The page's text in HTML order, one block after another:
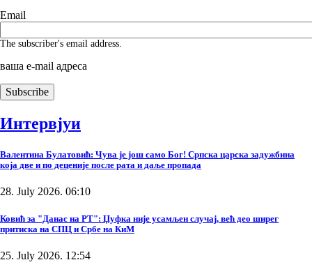
Email
The subscriber's email address.
ваша е-mail адреса
Интервјуи
Валентина Булатовић: Чува је још само Бог! Српска царска задужбина
која две и по деценије после рата и даље пропада
28. July 2026. 06:10
Ковић за "Данас на РТ": Џуфка није усамљен случај, већ део ширег
притиска на СПЦ и Србе на КиМ
25. July 2026. 12:54